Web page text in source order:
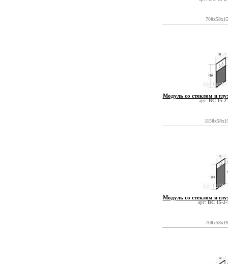
арт:ВС 15-
Модуль со стеклом и
арт:ВС 15-2-
Модуль со стеклом и